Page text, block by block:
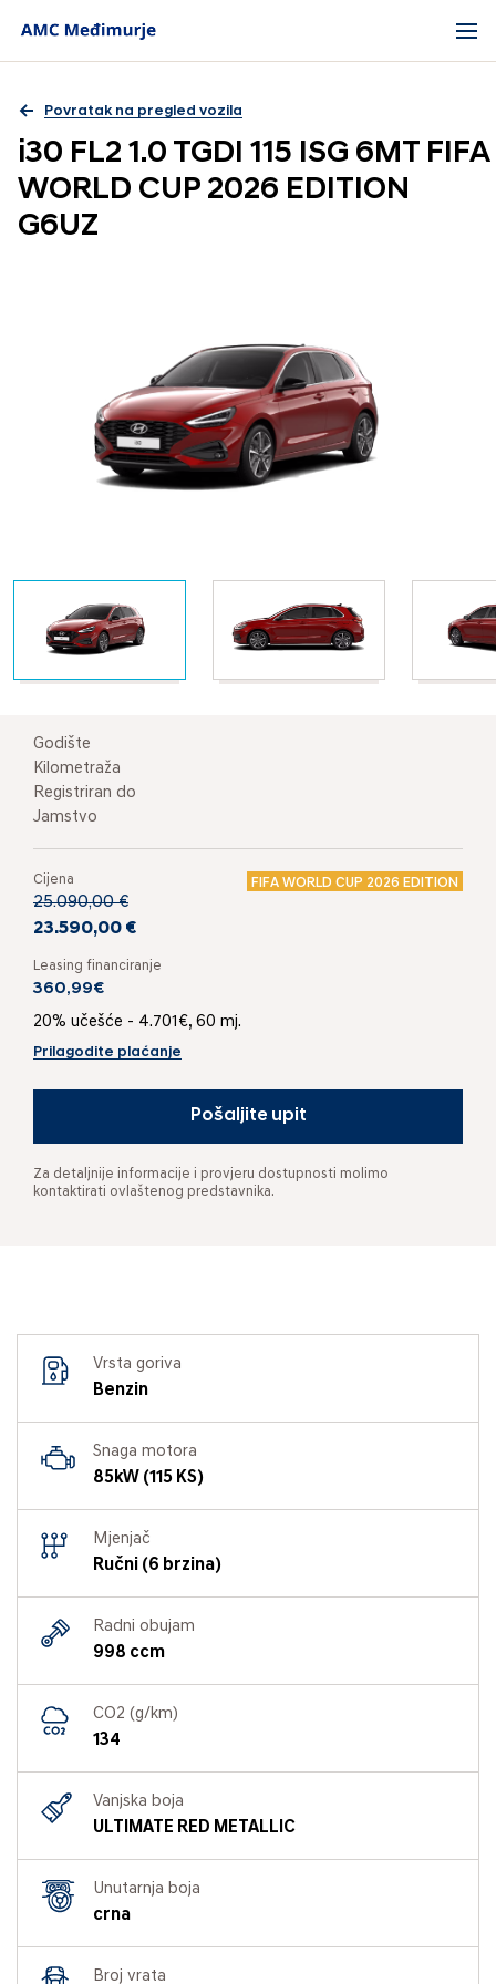
Povratak na pregled vozila
i30 FL2 1.0 TGDI 115 ISG 6MT FIFA
WORLD CUP 2026 EDITION
G6UZ
Godište
Kilometraža
Registriran do
Jamstvo
Cijena FIFA WORLD CUP 2026 EDITION
25.090,00 €
23.590,00 €
Leasing financiranje
360,99€
20% učešće - 4.701€, 60 mj.
Prilagodite plaćanje
Pošaljite upit
Za detaljnije informacije i provjeru dostupnosti molimo
kontaktirati ovlaštenog predstavnika.
Vrsta goriva
Benzin
Snaga motora
85kW (115 KS)
Mjenjač
Ručni (6 brzina)
Radni obujam
998 ccm
CO2 (g/km)
134
Vanjska boja
ULTIMATE RED METALLIC
Unutarnja boja
crna
Broj vrata